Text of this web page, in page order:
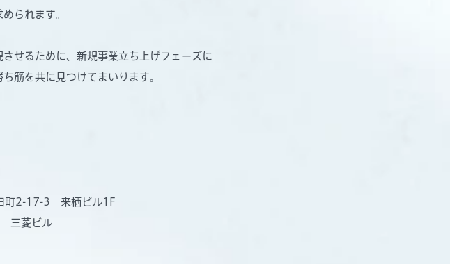
られます。
せるために、新規事業立ち上げフェーズに
筋を共に見つけてまいります。
町2-17-3 来栖ビル1F
菱ビル